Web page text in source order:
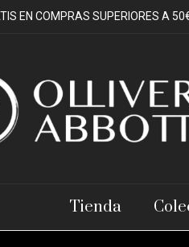
EN COMPRAS SUPERIORES A
Tienda